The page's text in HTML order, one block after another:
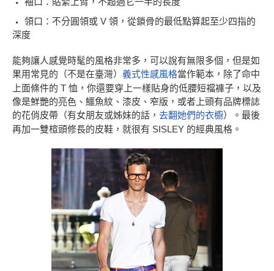
領口：不分圓領或 V 領，從鎖骨的最低點算起至少四指的
深度
能夠讓人感覺時髦的風格非常多，可以說有無限多個，但是如
果用常見的（不是在臺灣） 義式性感風格當作範本，除了命中
上面條件的 T 恤，你還要穿上一樣貼身的低腰短襠褲子，以及
像是鮮艷的亮色、鱷魚紋、漆皮、窄版，或者上頭有品牌標誌
的花俏皮帶（有女朋友或姊妹的話， 去翻她們的衣櫥）。最後
再加一雙楦頭修長的皮鞋，就很有 SISLEY 的經典風格。